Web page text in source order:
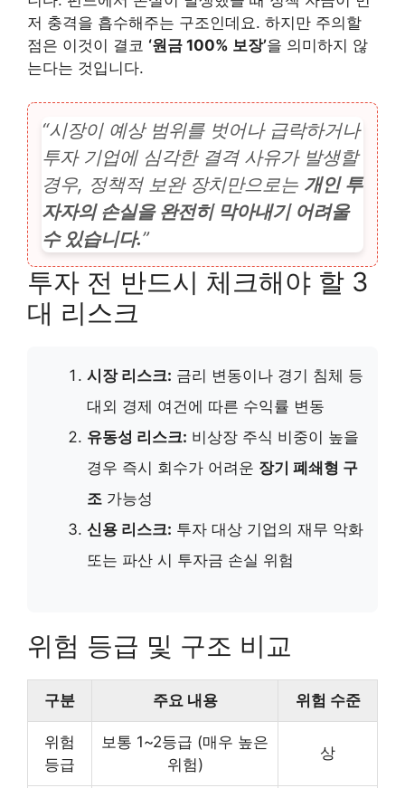
저 충격을 흡수해주는 구조인데요. 하지만 주의할
점은 이것이 결코 ‘원금 100% 보장’을 의미하지 않
는다는 것입니다.
“시장이 예상 범위를 벗어나 급락하거나
투자 기업에 심각한 결격 사유가 발생할
경우, 정책적 보완 장치만으로는 개인 투
자자의 손실을 완전히 막아내기 어려울
수 있습니다.”
투자 전 반드시 체크해야 할 3
대 리스크
시장 리스크: 금리 변동이나 경기 침체 등
대외 경제 여건에 따른 수익률 변동
유동성 리스크: 비상장 주식 비중이 높을
경우 즉시 회수가 어려운 장기 폐쇄형 구
조 가능성
신용 리스크: 투자 대상 기업의 재무 악화
또는 파산 시 투자금 손실 위험
위험 등급 및 구조 비교
구분 주요 내용 위험 수준
위험
등급
보통 1~2등급 (매우 높은
위험)
상